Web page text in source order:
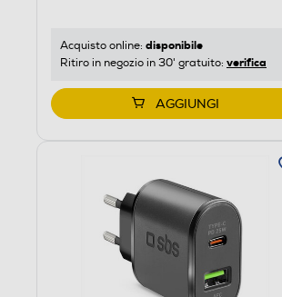
Acquisto online: disponibile
Ritiro in negozio in 30' gratuito: verifica
AGGIUNGI